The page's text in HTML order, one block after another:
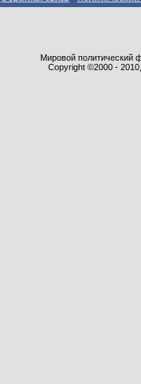
Мировой политический
Copyright ©2000 -